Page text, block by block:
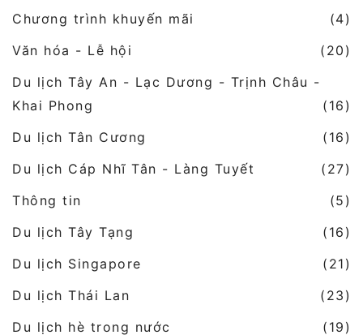
Chương trình khuyến mãi
(4)
Văn hóa - Lễ hội
(20)
Du lịch Tây An - Lạc Dương - Trịnh Châu -
Khai Phong
(16)
Du lịch Tân Cương
(16)
Du lịch Cáp Nhĩ Tân - Làng Tuyết
(27)
Thông tin
(5)
Du lịch Tây Tạng
(16)
Du lịch Singapore
(21)
Du lịch Thái Lan
(23)
Du lịch hè trong nước
(19)